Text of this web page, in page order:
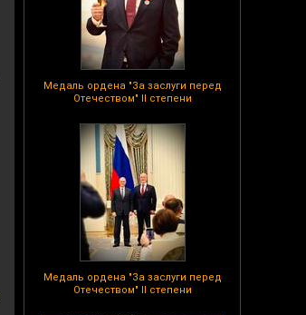
Медаль ордена "За заслуги перед
Отечеством" II степени
Медаль ордена "За заслуги перед
Отечеством" II степени